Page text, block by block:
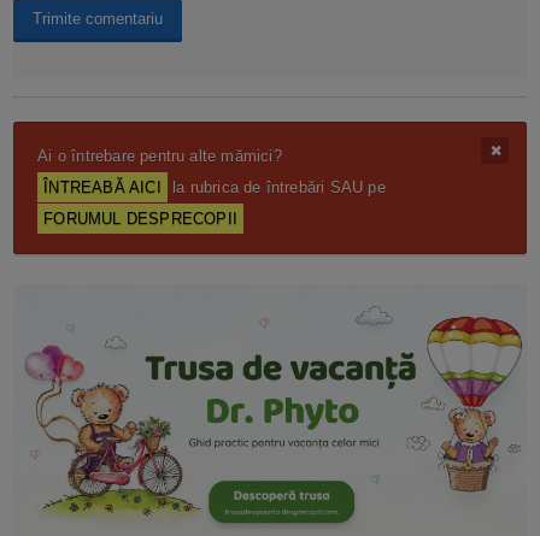
Ai o întrebare pentru alte mămici?
ÎNTREABĂ AICI
la rubrica de întrebări SAU pe
FORUMUL DESPRECOPII